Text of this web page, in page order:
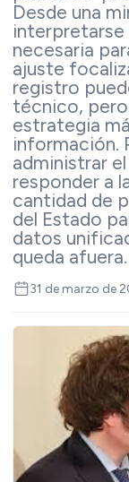
Desde una
necesaria
ajuste
registro
técnico,
estrategia
información.
administrar
responder a
cantidad de
del Estado
datos
queda afuera.
31 de marzo de